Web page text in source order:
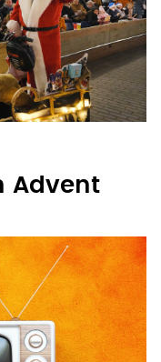
Advent